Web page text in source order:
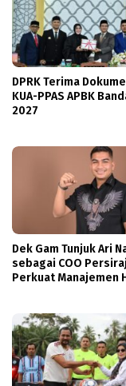
DPRK Terima
KUA-PPAS APBK
2027
Dek Gam Tunjuk Ari
sebagai COO
Perkuat Manajemen